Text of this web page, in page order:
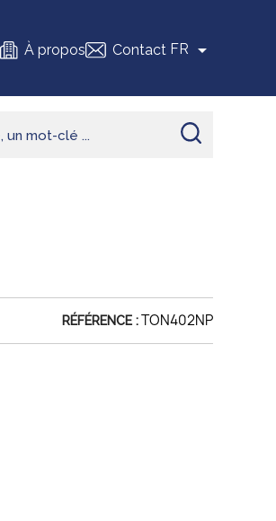
À propos Contact FR 
RÉFÉRENCE :TON402NP